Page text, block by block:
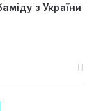
з України